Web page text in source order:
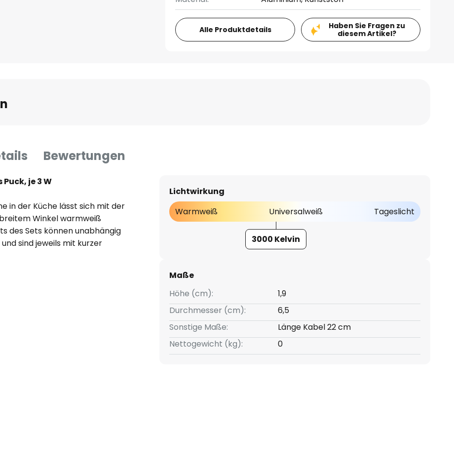
Alle Produktdetails
Haben Sie Fragen zu
diesem Artikel?
Bewertungen
je 3 W
in der Küche lässt sich mit der
Winkel warmweiß
des Sets können unabhängig
sind jeweils mit kurzer
festen Verdrahtung an 230 V
möglich; hierbei sind eine
> 3 cm erforderlich.
Lichtwirkung
Warmweiß
Universalweiß Tageslicht
3000 Kelvin
Maße
Höhe (cm):
1,9
Durchmesser (cm):
6,5
Sonstige Maße:
Länge Kabel 22 cm
Nettogewicht (kg):
0